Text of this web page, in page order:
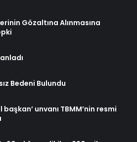
Gözaltına Alınmasına
Bedeni Bulundu
başkan’ unvanı TBMM’nin resmi